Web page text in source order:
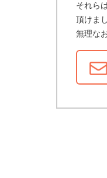
それら
頂けま
無理な